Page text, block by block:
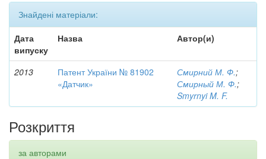
Знайдені матеріали:
Дата
випуску
Назва Автор(и)
2013
Патент України № 81902
«Датчик»
Смирний М. Ф.;
Смирный М. Ф.;
Smyrnyi M. F.
Розкриття
за авторами